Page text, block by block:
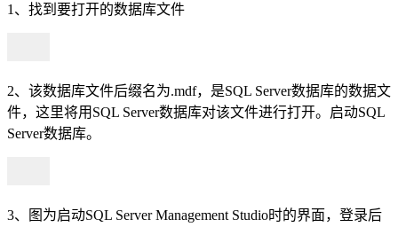
1、找到要打开的数据库文件
2、该数据库文件后缀名为.mdf，是SQL Server数据库的数据文
件，这里将用SQL Server数据库对该文件进行打开。启动SQL
Server数据库。
3、图为启动SQL Server Management Studio时的界面，登录后